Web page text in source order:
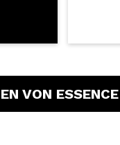
VON ESSENCE